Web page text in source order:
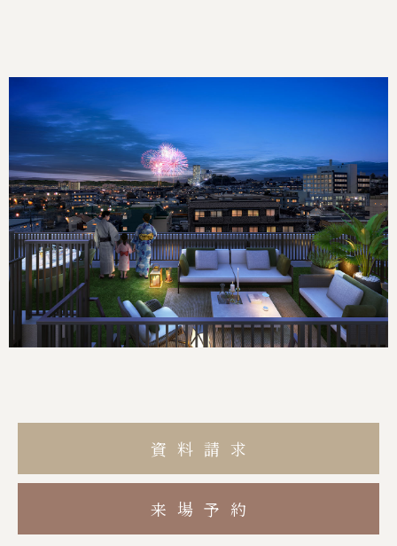
資料請求
来場予約